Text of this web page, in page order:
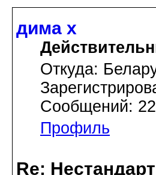
дима х
Откуда:
Сообщений:
Профиль
Re: